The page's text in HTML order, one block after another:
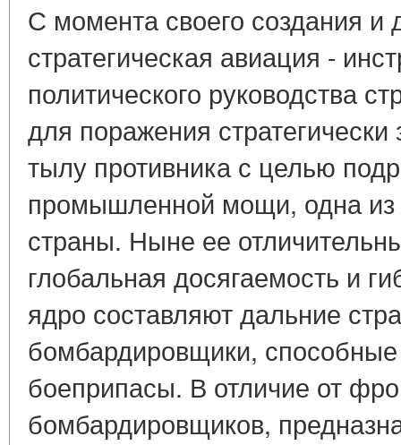
С момента своего создания и
стратегическая авиация -
политического руководства
для поражения
тылу противника с целью
промышленной мощи, одна из
страны. Ныне ее
глобальная досягаемость и
ядро составляют дальние
бомбардировщики,
боеприпасы. В отличие от
бомбардировщиков,